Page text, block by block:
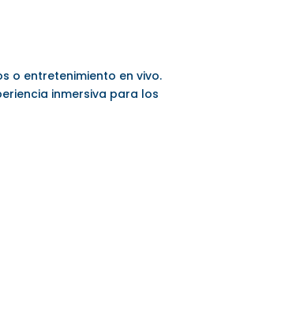
o entretenimiento en vivo.
inmersiva para los